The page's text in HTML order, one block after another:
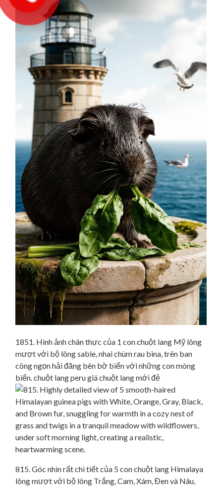
1851. Hình ảnh chân thực của 1 con chuột lang Mỹ lông
mượt với bộ lông sable, nhai chùm rau bina, trên ban
công ngọn hải đăng bên bờ biển với những con mòng
biển. chuột lang peru giá chuột lang mới đẻ
815. Góc nhìn rất chi tiết của 5 con chuột lang Himalaya
lông mượt với bộ lông Trắng, Cam, Xám, Đen và Nâu,